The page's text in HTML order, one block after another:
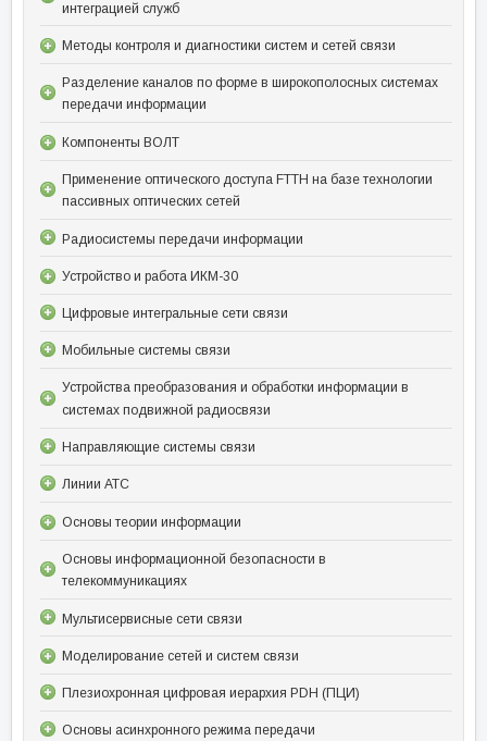
интеграцией служб
Методы контроля и диагностики систем и сетей связи
Разделение каналов по форме в широкополосных системах
передачи информации
Компоненты ВОЛТ
Применение оптического доступа FTTH на базе технологии
пассивных оптических сетей
Радиосистемы передачи информации
Устройство и работа ИКМ-30
Цифровые интегральные сети связи
Мобильные системы связи
Устройства преобразования и обработки информации в
системах подвижной радиосвязи
Направляющие системы связи
Линии АТС
Основы теории информации
Основы информационной безопасности в
телекоммуникациях
Мультисервисные сети связи
Моделирование сетей и систем связи
Плезиохронная цифровая иерархия PDH (ПЦИ)
Основы асинхронного режима передачи